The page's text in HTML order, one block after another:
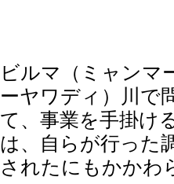
ビルマ（ミャンマ
ーヤワディ）川で
て、事業を手掛け
は、自らが行った
されたにもかかわ